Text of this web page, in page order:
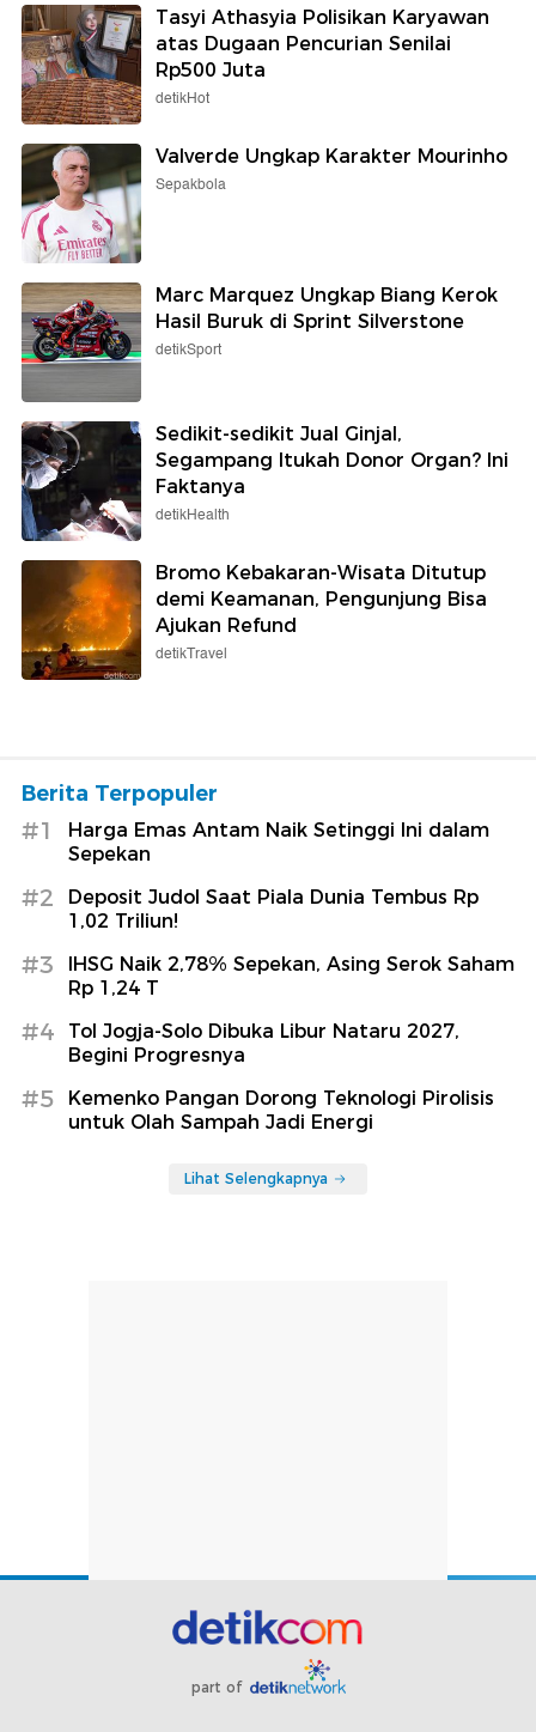
Tasyi Athasyia Polisikan Karyawan
atas Dugaan Pencurian Senilai
Rp500 Juta
detikHot
Valverde Ungkap Karakter Mourinho
Sepakbola
Marc Marquez Ungkap Biang Kerok
Hasil Buruk di Sprint Silverstone
detikSport
Sedikit-sedikit Jual Ginjal,
Segampang Itukah Donor Organ? Ini
Faktanya
detikHealth
Bromo Kebakaran-Wisata Ditutup
demi Keamanan, Pengunjung Bisa
Ajukan Refund
detikTravel
Berita Terpopuler
#1
Harga Emas Antam Naik Setinggi Ini dalam
Sepekan
#2
Deposit Judol Saat Piala Dunia Tembus Rp
1,02 Triliun!
#3
IHSG Naik 2,78% Sepekan, Asing Serok Saham
Rp 1,24 T
#4
Tol Jogja-Solo Dibuka Libur Nataru 2027,
Begini Progresnya
#5
Kemenko Pangan Dorong Teknologi Pirolisis
untuk Olah Sampah Jadi Energi
Lihat Selengkapnya
part of